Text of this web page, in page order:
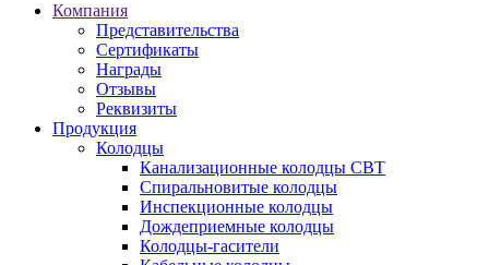
Компания
Представительства
Сертификаты
Награды
Отзывы
Реквизиты
Продукция
Колодцы
Канализационные колодцы СВТ
Спиральновитые колодцы
Инспекционные колодцы
Дождеприемные колодцы
Колодцы-гасители